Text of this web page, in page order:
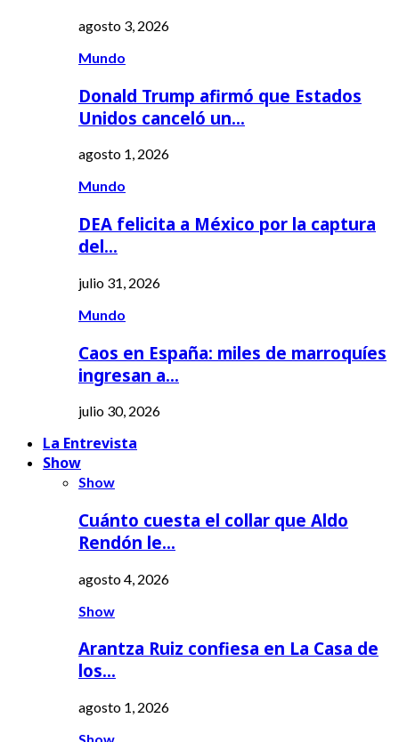
agosto 3, 2026
Mundo
Donald Trump afirmó que Estados
Unidos canceló un…
agosto 1, 2026
Mundo
DEA felicita a México por la captura
del…
julio 31, 2026
Mundo
Caos en España: miles de marroquíes
ingresan a…
julio 30, 2026
La Entrevista
Show
Show
Cuánto cuesta el collar que Aldo
Rendón le…
agosto 4, 2026
Show
Arantza Ruiz confiesa en La Casa de
los…
agosto 1, 2026